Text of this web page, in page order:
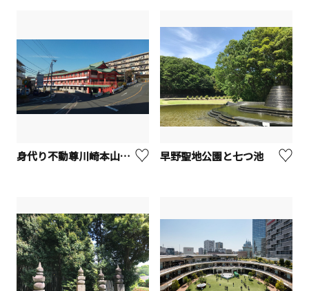
身代り不動尊川崎本山【川崎市】 早野聖地公園と七つ池